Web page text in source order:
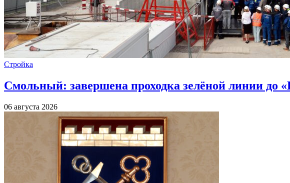
Стройка
Смольный: завершена проходка зелёной линии до
06 августа 2026